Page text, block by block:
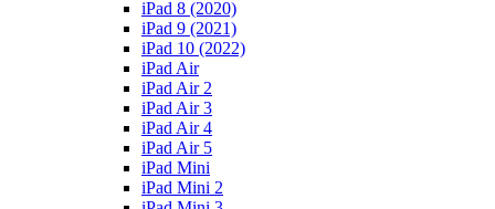
iPad 8 (2020)
iPad 9 (2021)
iPad 10 (2022)
iPad Air
iPad Air 2
iPad Air 3
iPad Air 4
iPad Air 5
iPad Mini
iPad Mini 2